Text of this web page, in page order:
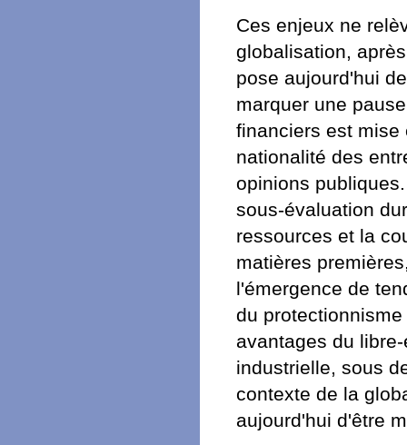
Ces enjeux ne
globalisation,
pose aujourd'hui
marquer une
financiers est mise
nationalité des
opinions
sous-évaluation
ressources et la
matières
l'émergence de
du
avantages du
industrielle, sous
contexte de la
aujourd'hui d'être